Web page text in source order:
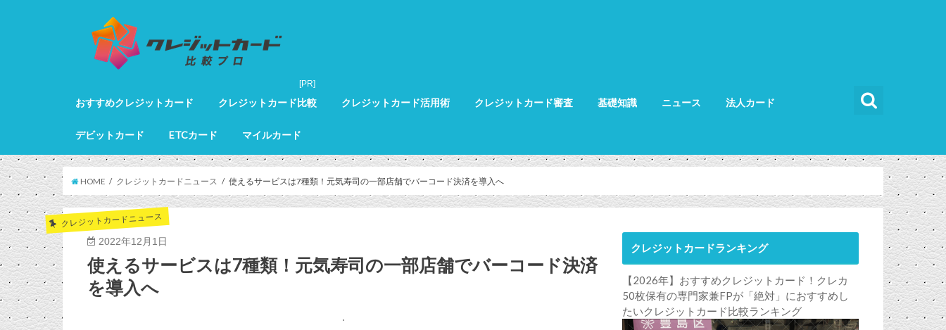
おすすめクレジットカード
クレジットカード全カードランキング
クレジットカードランキング
ゴールドカードランキング
プラチナカードランキング
ブラックカードランキング
クレジットカード比較
クレジットカード詳細
クレジットカード活用術 クレジットカード審査 基礎知識 ニュース 法人カード
デビットカード
デビットカード比較
デビットカードランキング
ETCカード マイルカード
マイルカードランキング
HOME クレジットカードニュース 使えるサービスは7種類！元気寿司の一部店舗でバーコード決済を導入へ
クレジットカードニュース
2022年12月1日
使えるサービスは7種類！元気寿司の一部店舗でバーコード決済
を導入へ
クレジットカードランキング
【2026年】おすすめクレジットカード！クレカ
50枚保有の専門家兼FPが「絶対」におすすめし
たいクレジットカード比較ランキング